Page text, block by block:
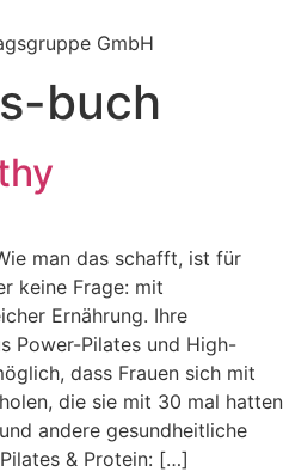
GmbH
buch
man das schafft, ist für
keine Frage: mit
Ernährung. Ihre
Power-Pilates und High-
dass Frauen sich mit
die sie mit 30 mal hatten
andere gesundheitliche
& Protein: […]